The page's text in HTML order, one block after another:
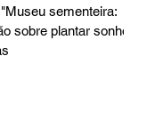
sementeira:
sobre plantar sonhos"